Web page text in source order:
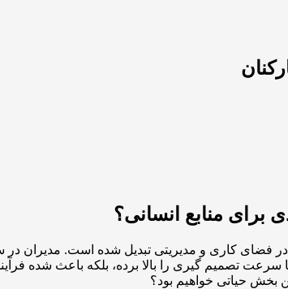
برای منابع انسانی؟
فضای کاری و مدیریتی تبدیل شده است. مدیران در
تصمیم گیری را بالا برده، بلکه باعث شده
بخش حیاتی خواهیم بود؟